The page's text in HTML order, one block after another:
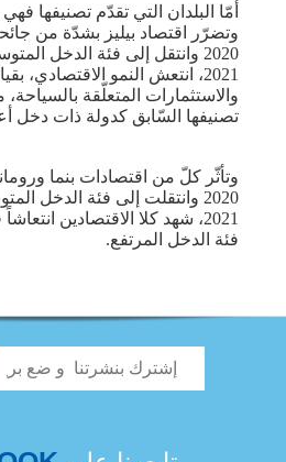
أمّا البلدان التي تقدّم تصنيفها فهي
وتضرّر اقتصاد بيليز بشدّة من
2020 وانتقل إلى ‏فئة الدخل
2021، انتعش النمو الاقتصادي،
والاستثمارات المتعلّقة بالسياحة،
‏تصنيفها السّابق كدولة ذات دخل
وتأثّر كلّ من اقتصادات بنما
2020 وانتقلت ‏إلى فئة الدخل
2021، شهد كلا الاقتصادين
فئة الدخل المرتفع.‏